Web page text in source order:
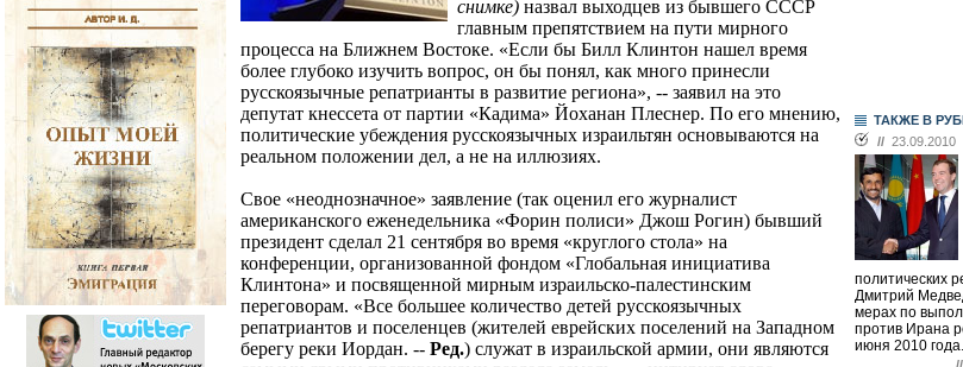
снимке) назвал выходцев из бывшего СССР
главным препятствием на пути мирного
процесса на Ближнем Востоке. «Если бы Билл Клинтон нашел время
более глубоко изучить вопрос, он бы понял, как много принесли
русскоязычные репатрианты в развитие региона», -- заявил на это
депутат кнессета от партии «Кадима» Йоханан Плеснер. По его мнению,
политические убеждения русскоязычных израильтян основываются на
реальном положении дел, а не на иллюзиях.
Свое «неоднозначное» заявление (так оценил его журналист
американского еженедельника «Форин полиси» Джош Рогин) бывший
президент сделал 21 сентября во время «круглого стола» на
конференции, организованной фондом «Глобальная инициатива
Клинтона» и посвященной мирным израильско-палестинским
переговорам. «Все большее количество детей русскоязычных
репатриантов и поселенцев (жителей еврейских поселений на Западном
берегу реки Иордан. -- Ред.) служат в израильской армии, они являются
ТАКЖЕ В
// 23.09.2010
политических
Дмитрий
мерах по
против Ирана
июня 2010